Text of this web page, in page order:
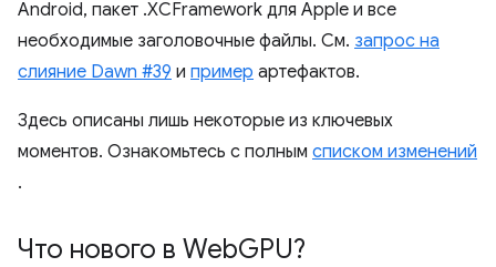
Android, пакет .XCFramework для Apple и все
необходимые заголовочные файлы. См. запрос на
слияние Dawn #39 и пример артефактов.
Здесь описаны лишь некоторые из ключевых
моментов. Ознакомьтесь с полным списком изменений
.
Что нового в WebGPU?